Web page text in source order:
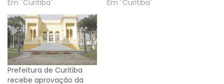
Em "Curitiba"
Em "Curitiba"
Prefeitura de Curitiba
recebe aprovação da